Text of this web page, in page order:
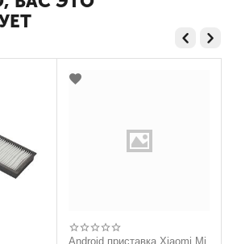
Android приставка Xiaomi Mi